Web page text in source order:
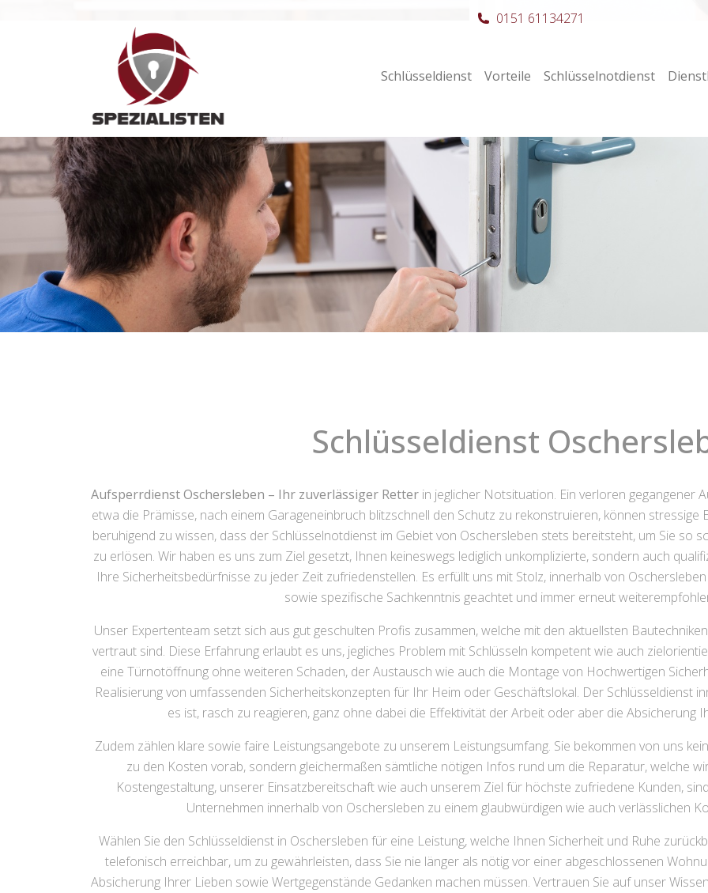
Hauptnavigation Schlüsseldienst Vorteile Schlüsselnotdienst
0151 61134271
Schlüsseldienst
Aufsperrdienst Oschersleben – Ihr zuverlässiger Retterin jeglicher Notsituation. Ein verloren gegangener
etwa die Prämisse, nach einem Garageneinbruch blitzschnell den Schutz zu rekonstruieren, können
beruhigend zu wissen, dass der Schlüsselnotdienst im Gebiet von Oschersleben stets bereitsteht, um Sie so
zu erlösen. Wir haben es uns zum Ziel gesetzt, Ihnen keineswegs lediglich unkomplizierte, sondern auch
Ihre Sicherheitsbedürfnisse zu jeder Zeit zufriedenstellen. Es erfüllt uns mit Stolz, innerhalb von
sowie spezifische Sachkenntnis geachtet und immer erneut
Unser Expertenteam setzt sich aus gut geschulten Profis zusammen, welche mit den aktuellsten
vertraut sind. Diese Erfahrung erlaubt es uns, jegliches Problem mit Schlüsseln kompetent wie auch
eine Türnotöffnung ohne weiteren Schaden, der Austausch wie auch die Montage von Hochwertigen
Realisierung von umfassenden Sicherheitskonzepten für Ihr Heim oder Geschäftslokal. Der Schlüsseldienst
es ist, rasch zu reagieren, ganz ohne dabei die Effektivität der Arbeit oder aber die Absicherung
Zudem zählen klare sowie faire Leistungsangebote zu unserem Leistungsumfang. Sie bekommen von uns
zu den Kosten vorab, sondern gleichermaßen sämtliche nötigen Infos rund um die Reparatur, welche
Kostengestaltung, unserer Einsatzbereitschaft wie auch unserem Ziel für höchste zufriedene Kunden,
Unternehmen innerhalb von Oschersleben zu einem glaubwürdigen wie auch verlässlichen
Wählen Sie den Schlüsseldienst in Oschersleben für eine Leistung, welche Ihnen Sicherheit und Ruhe
telefonisch erreichbar, um zu gewährleisten, dass Sie nie länger als nötig vor einer abgeschlossenen
Absicherung Ihrer Lieben sowie Wertgegenstände Gedanken machen müssen. Vertrauen Sie auf unser